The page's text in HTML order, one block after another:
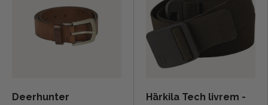
Deerhunter
Härkila Tech livrem -